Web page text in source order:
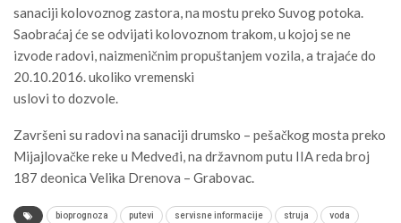
sanaciji kolovoznog zastora, na mostu preko Suvog potoka.
Saobraćaj će se odvijati kolovoznom trakom, u kojoj se ne
izvode radovi, naizmeničnim propuštanjem vozila, a trajaće do
20.10.2016. ukoliko vremenski
uslovi to dozvole.
Završeni su radovi na sanaciji drumsko – pešačkog mosta preko
Mijajlovačke reke u Medveđi, na državnom putu IIA reda broj
187 deonica Velika Drenova – Grabovac.
bioprognoza putevi servisne informacije struja voda